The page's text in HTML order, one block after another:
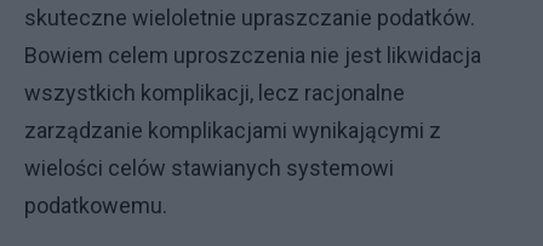
skuteczne wieloletnie upraszczanie podatków.
Bowiem celem uproszczenia nie jest likwidacja
wszystkich komplikacji, lecz racjonalne
zarządzanie komplikacjami wynikającymi z
wielości celów stawianych systemowi
podatkowemu.